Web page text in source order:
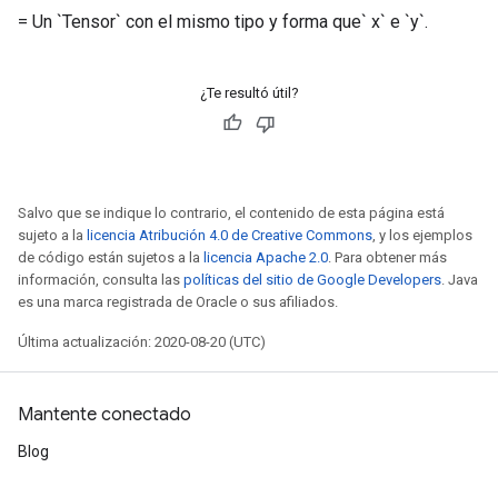
= Un `Tensor` con el mismo tipo y forma que` x` e `y`.
¿Te resultó útil?
Salvo que se indique lo contrario, el contenido de esta página está
sujeto a la licencia Atribución 4.0 de Creative Commons, y los ejemplos
de código están sujetos a la licencia Apache 2.0. Para obtener más
información, consulta las políticas del sitio de Google Developers. Java
es una marca registrada de Oracle o sus afiliados.
Última actualización: 2020-08-20 (UTC)
Mantente conectado
Blog